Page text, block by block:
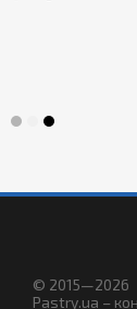
© 2015—2026
Pastry.ua –